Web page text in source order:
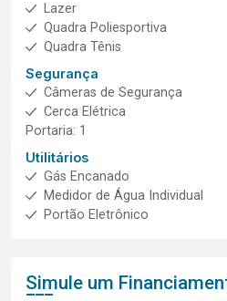
Lazer
Quadra Poliesportiva
Quadra Tênis
Segurança
Câmeras de Segurança
Cerca Elétrica
Portaria: 1
Utilitários
Gás Encanado
Medidor de Água Individual
Portão Eletrônico
Simule um